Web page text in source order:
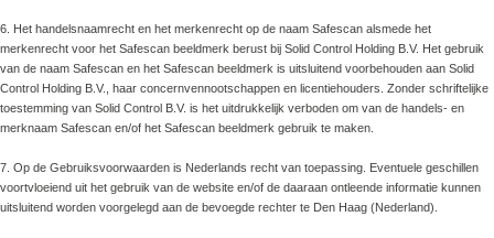
6. Het handelsnaamrecht en het merkenrecht op de naam Safescan alsmede het
merkenrecht voor het Safescan beeldmerk berust bij Solid Control Holding B.V. Het gebruik
van de naam Safescan en het Safescan beeldmerk is uitsluitend voorbehouden aan Solid
Control Holding B.V., haar concernvennootschappen en licentiehouders. Zonder schriftelijke
toestemming van Solid Control B.V. is het uitdrukkelijk verboden om van de handels- en
merknaam Safescan en/of het Safescan beeldmerk gebruik te maken.
7. Op de Gebruiksvoorwaarden is Nederlands recht van toepassing. Eventuele geschillen
voortvloeiend uit het gebruik van de website en/of de daaraan ontleende informatie kunnen
uitsluitend worden voorgelegd aan de bevoegde rechter te Den Haag (Nederland).